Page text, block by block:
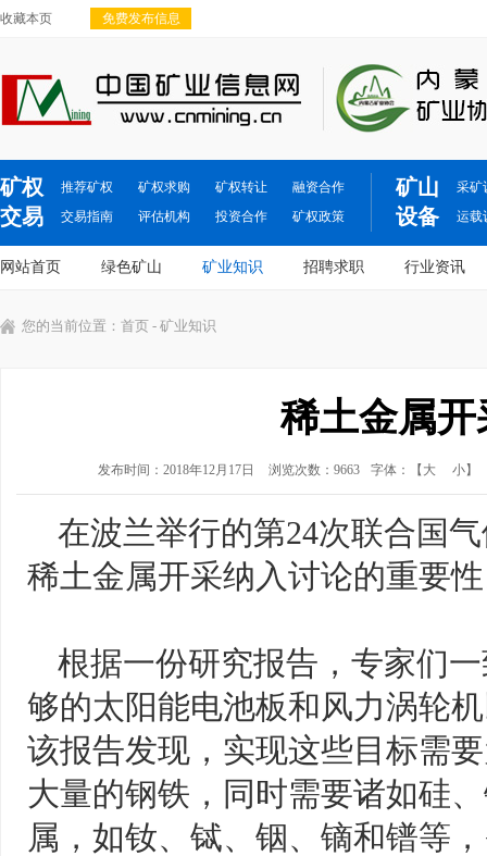
收藏本页 免费发布信息
矿权
交易
推荐矿权 矿权求购 矿权转让
融资合作
交易指南
评估机构 投资合作 矿权政策
矿山
设备
采矿
运载
网站首页 绿色矿山 矿业知识 招聘求职 行业资讯
您的当前位置： 首页 - 矿业知识
稀土金属
发布时间：2018年12月17日 浏览次数：9663 字体：【 大 小】
在波兰举行的第24次联合国
稀土金属开采纳入讨论的重要
根据一份研究报告，专家们
够的太阳能电池板和风力涡轮
该报告发现，实现这些目标需
大量的钢铁，同时需要诸如硅
属，如钕、铽、铟、镝和镨等